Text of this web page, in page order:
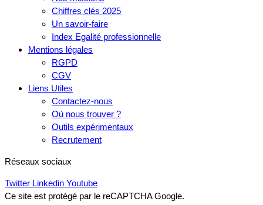
Chiffres clés 2025
Un savoir-faire
Index Egalité professionnelle
Mentions légales
RGPD
CGV
Liens Utiles
Contactez-nous
Où nous trouver ?
Outils expérimentaux
Recrutement
Réseaux sociaux
Twitter Linkedin Youtube
Ce site est protégé par le reCAPTCHA Google.